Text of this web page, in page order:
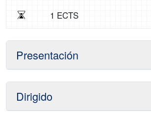
1 ECTS
Presentación
Dirigido